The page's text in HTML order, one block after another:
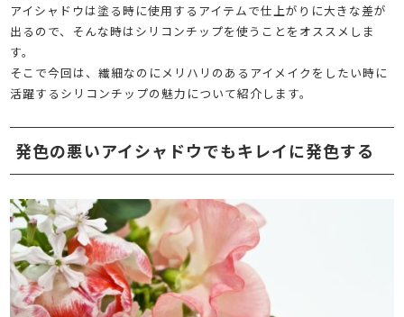
アイシャドウは塗る時に使用するアイテムで仕上がりに大きな差が
出るので、そんな時はシリコンチップを使うことをオススメしま
す。
そこで今回は、繊細なのにメリハリのあるアイメイクをしたい時に
活躍するシリコンチップの魅力について紹介します。
発色の悪いアイシャドウでもキレイに発色する